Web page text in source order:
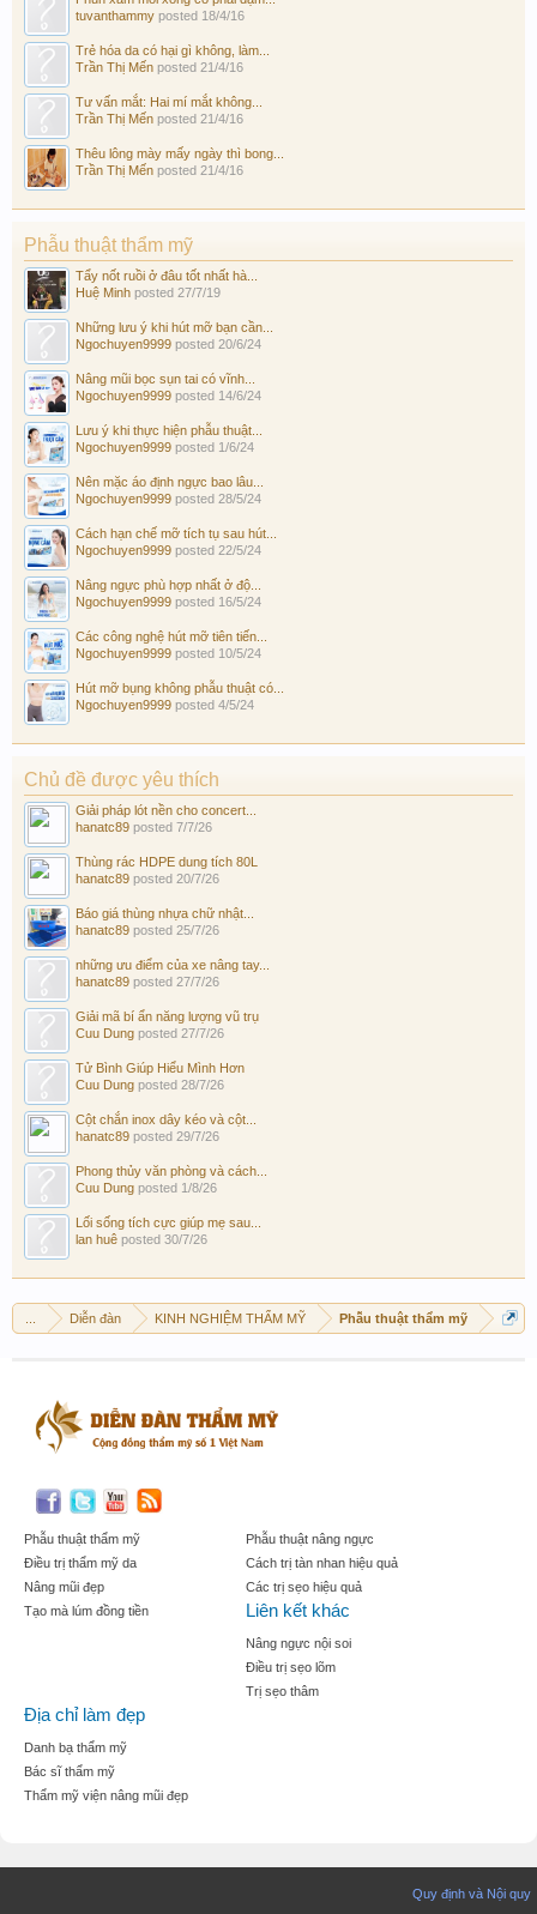
tuvanthammy posted 18/4/16
Trẻ hóa da có hại gì không, làm...
Trần Thị Mến posted 21/4/16
Tư vấn mắt: Hai mí mắt không...
Trần Thị Mến posted 21/4/16
Thêu lông mày mấy ngày thì bong...
Trần Thị Mến posted 21/4/16
Phẫu thuật thẩm mỹ
Tẩy nốt ruồi ở đâu tốt nhất hà...
Huệ Minh posted 27/7/19
Những lưu ý khi hút mỡ bạn cần...
Ngochuyen9999 posted 20/6/24
Nâng mũi bọc sụn tai có vĩnh...
Ngochuyen9999 posted 14/6/24
Lưu ý khi thực hiện phẫu thuật...
Ngochuyen9999 posted 1/6/24
Nên mặc áo định ngực bao lâu...
Ngochuyen9999 posted 28/5/24
Cách hạn chế mỡ tích tụ sau hút...
Ngochuyen9999 posted 22/5/24
Nâng ngực phù hợp nhất ở độ...
Ngochuyen9999 posted 16/5/24
Các công nghệ hút mỡ tiên tiến...
Ngochuyen9999 posted 10/5/24
Hút mỡ bụng không phẫu thuật có...
Ngochuyen9999 posted 4/5/24
Chủ đề được yêu thích
Giải pháp lót nền cho concert...
hanatc89 posted 7/7/26
Thùng rác HDPE dung tích 80L
hanatc89 posted 20/7/26
Báo giá thùng nhựa chữ nhật...
hanatc89 posted 25/7/26
những ưu điểm của xe nâng tay...
hanatc89 posted 27/7/26
Giải mã bí ẩn năng lượng vũ trụ
Cuu Dung posted 27/7/26
Tử Bình Giúp Hiểu Mình Hơn
Cuu Dung posted 28/7/26
Cột chắn inox dây kéo và cột...
hanatc89 posted 29/7/26
Phong thủy văn phòng và cách...
Cuu Dung posted 1/8/26
Lối sống tích cực giúp mẹ sau...
lan huê posted 30/7/26
Diễn đàn KINH NGHIỆM THẨM MỸ Phẫu thuật thẩm mỹ
Phẫu thuật thẩm mỹ
Điều trị thẩm mỹ da
Nâng mũi đẹp
Tạo mà lúm đồng tiền
Phẫu thuật nâng ngực
Cách trị tàn nhan hiệu quả
Các trị sẹo hiệu quả
Liên kết khác
Nâng ngực nội soi
Điều trị sẹo lõm
Trị sẹo thâm
Địa chỉ làm đẹp
Danh bạ thẩm mỹ
Bác sĩ thẩm mỹ
Thẩm mỹ viện nâng mũi đẹp
Quy định và Nội quy